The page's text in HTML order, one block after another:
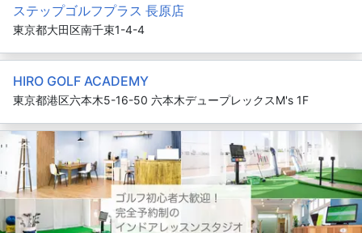
ステップゴルフプラス 長原店
東京都大田区南千束1-4-4
HIRO GOLF ACADEMY
東京都港区六本木5-16-50 六本木デュープレックスM's 1F